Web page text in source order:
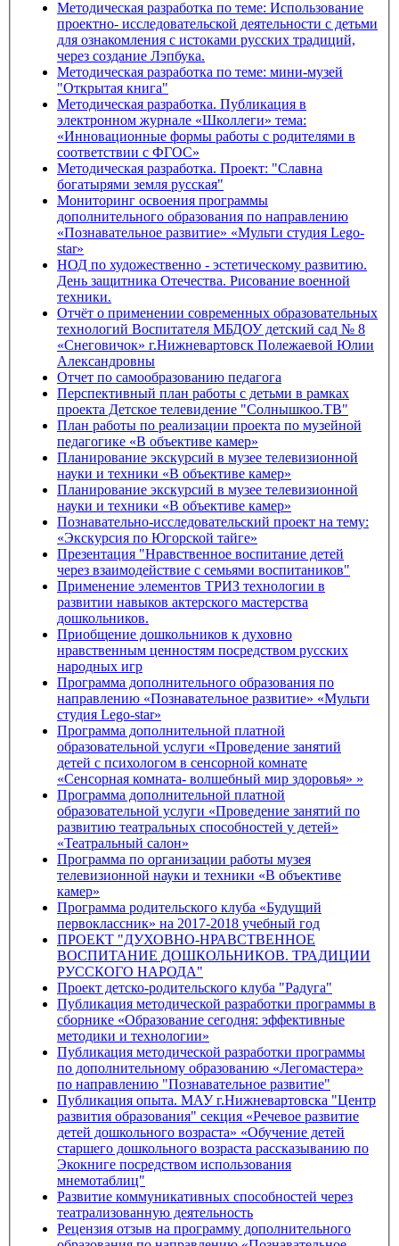
Методическая разработка по теме: Использование
проектно- исследовательской деятельности с детьми
для ознакомления с истоками русских традиций,
через создание Лэпбука.
Методическая разработка по теме: мини-музей
"Открытая книга"
Методическая разработка. Публикация в
электронном журнале «Школлеги» тема:
«Инновационные формы работы с родителями в
соответствии с ФГОС»
Методическая разработка. Проект: "Славна
богатырями земля русская"
Мониторинг освоения программы
дополнительного образования по направлению
«Познавательное развитие» «Мульти студия Lego-
star»
НОД по художественно - эстетическому развитию.
День защитника Отечества. Рисование военной
техники.
Отчёт о применении современных образовательных
технологий Воспитателя МБДОУ детский сад № 8
«Снеговичок» г.Нижневартовск Полежаевой Юлии
Александровны
Отчет по самообразованию педагога
Перспективный план работы с детьми в рамках
проекта Детское телевидение "Солнышкоо.ТВ"
План работы по реализации проекта по музейной
педагогике «В объективе камер»
Планирование экскурсий в музее телевизионной
науки и техники «В объективе камер»
Планирование экскурсий в музее телевизионной
науки и техники «В объективе камер»
Познавательно-исследовательский проект на тему:
«Экскурсия по Югорской тайге»
Презентация "Нравственное воспитание детей
через взаимодействие с семьями воспитаников"
Применение элементов ТРИЗ технологии в
развитии навыков актерского мастерства
дошкольников.
Приобщение дошкольников к духовно
нравственным ценностям посредством русских
народных игр
Программа дополнительного образования по
направлению «Познавательное развитие» «Мульти
студия Lego-star»
Программа дополнительной платной
образовательной услуги «Проведение занятий
детей с психологом в сенсорной комнате
«Сенсорная комната- волшебный мир здоровья» »
Программа дополнительной платной
образовательной услуги «Проведение занятий по
развитию театральных способностей у детей»
«Театральный салон»
Программа по организации работы музея
телевизионной науки и техники «В объективе
камер»
Программа родительского клуба «Будущий
первоклассник» на 2017-2018 учебный год
ПРОЕКТ "ДУХОВНО-НРАВСТВЕННОЕ
ВОСПИТАНИЕ ДОШКОЛЬНИКОВ. ТРАДИЦИИ
РУССКОГО НАРОДА"
Проект детско-родительского клуба "Радуга"
Публикация методической разработки программы в
сборнике «Образование сегодня: эффективные
методики и технологии»
Публикация методической разработки программы
по дополнительному образованию «Легомастера»
по направлению "Познавательное развитие"
Публикация опыта. МАУ г.Нижневартовска "Центр
развития образования" секция «Речевое развитие
детей дошкольного возраста» «Обучение детей
старшего дошкольного возраста рассказыванию по
Экокниге посредством использования
мнемотаблиц"
Развитие коммуникативных способностей через
театрализованную деятельность
Рецензия отзыв на программу дополнительного